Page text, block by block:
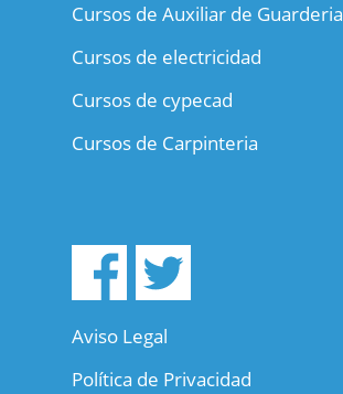
Cursos de Auxiliar de Guarderia
Cursos de electricidad
Cursos de cypecad
Cursos de Carpinteria
Aviso Legal
Política de Privacidad